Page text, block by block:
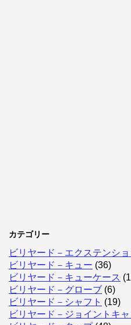
カテゴリー
ビリヤード－エクステンシ
ビリヤード－キュー (36)
ビリヤード－キューケース
ビリヤード－グローブ (6)
ビリヤード－シャフト (19)
ビリヤード－ジョイントキ